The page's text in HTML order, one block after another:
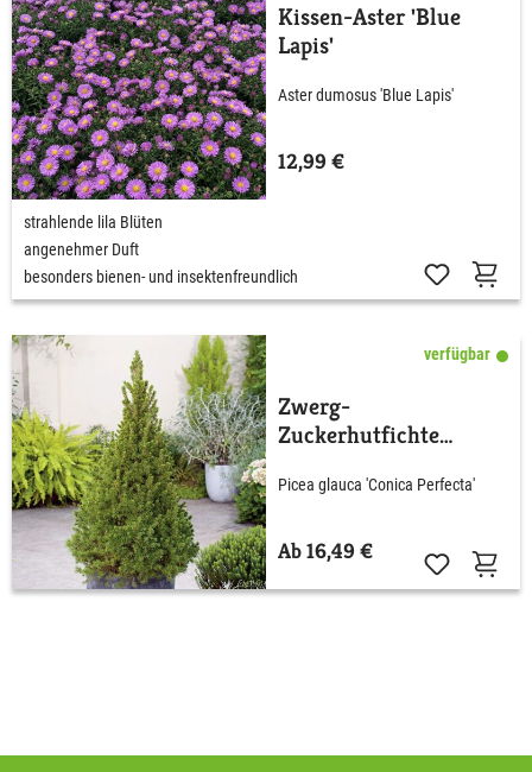
Kissen-Aster 'Blue
Lapis'
Aster dumosus 'Blue Lapis'
12,99 €
strahlende lila Blüten
angenehmer Duft
besonders bienen- und insektenfreundlich
verfügbar
Zwerg-
Zuckerhutfichte
Picea glauca 'Conica Perfecta'
Ab 16,49 €